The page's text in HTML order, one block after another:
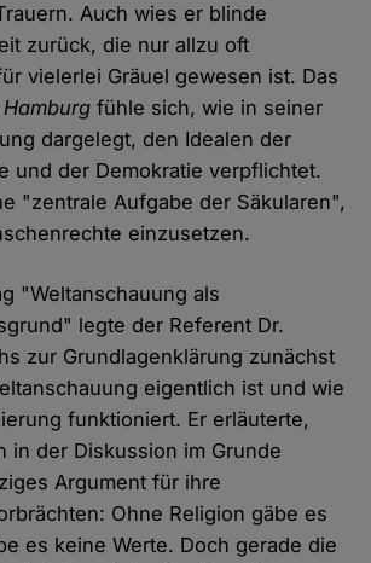
Auch wies er blinde
zurück, die nur allzu oft
vielerlei Gräuel gewesen ist. Das
fühle sich, wie in seiner
dargelegt, den Idealen der
und der Demokratie verpflichtet.
"zentrale Aufgabe der Säkularen",
einzusetzen.
"Weltanschauung als
legte der Referent Dr.
zur Grundlagenklärung zunächst
eigentlich ist und wie
funktioniert. Er erläuterte,
in der Diskussion im Grunde
Argument für ihre
Ohne Religion gäbe es
es keine Werte. Doch gerade die